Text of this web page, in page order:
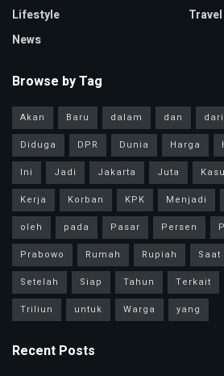
Lifestyle
News
Travel
Browse by Tag
Akan Baru dalam dan dari
Diduga
DPR Dunia Harga
Ini
Jadi Jakarta Juta
Kerja
Korban KPK Menjadi
oleh
pada Pasar Persen
Prabowo
Rumah Rupiah Saat
Setelah
Siap Tahun Terkait
Triliun
untuk Warga yang
Recent Posts